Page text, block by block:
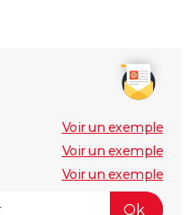
Voir un exemple
Voir un exemple
Voir un exemple